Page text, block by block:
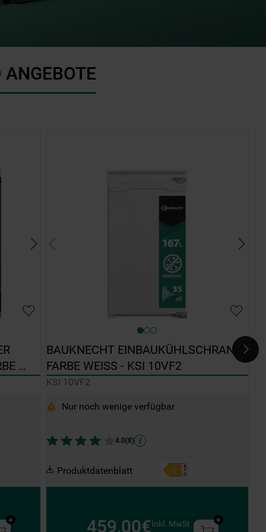
BAUKNECHT EINBAUKÜHLSCHRANK:
FARBE WEISS - KSI 10VF2
KSI 10VF2
Nur noch wenige verfügbar
4.0(8)
Produktdatenblatt
459,00€Inkl. MwSt